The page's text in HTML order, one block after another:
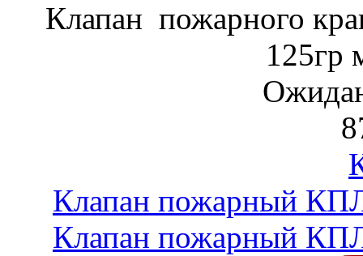
Клапан пожарного
125гр
Клапан пожарный
Клапан пожарный